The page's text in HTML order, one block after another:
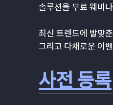
솔루션을 무료 웨비
최신 트렌드에 발맞
그리고 다채로운 이
사전 등록